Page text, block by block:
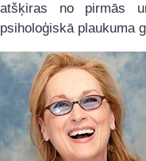
atšķiras no pirmās
psiholoģiskā plaukuma